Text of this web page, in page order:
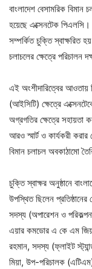
বাংলাদেশ বেসামরিক
হয়েছে এক্সেনটেক পিএলসি।
সম্পর্কিত চুক্তি স্বাক্ষরিত
চলাচলের ক্ষেত্রে পরিচালন
এই অংশীদারিত্বের আওতায়
(আইসিটি) ক্ষেত্রে
অগ্রগতির ক্ষেত্রে সহায়তা
আরও স্মার্ট ও কার্যকরী
বিমান চলাচল অবকাঠামো
চুক্তি স্বাক্ষর অনুষ্ঠানে
উপস্থিত ছিলেন
সদস্য (অপারেশন ও
এয়ার কমডোর এ কে এম
রহমান, সদস্য (ফ্লাইট
মিয়া, উপ-পরিচালক